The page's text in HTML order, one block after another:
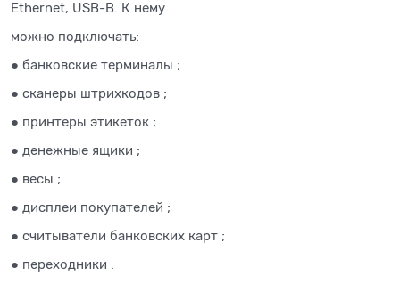
Ethernet, USB-B. К нему
можно подключать:
● банковские терминалы ;
● сканеры штрихкодов ;
● принтеры этикеток ;
● денежные ящики ;
● весы ;
● дисплеи покупателей ;
● считыватели банковских карт ;
● переходники .